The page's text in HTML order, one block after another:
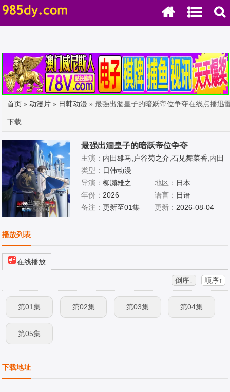
首页 »动漫片 » 日韩动漫 » 最强出涸皇子的暗跃帝位争夺在线点播迅
下载
最强出涸皇子的暗跃帝位争夺
主演： 内田雄马,户谷菊之介,石见舞菜香,内田
真礼,本渡枫,井上和彦,田丸笃志,竹内良太,斋
贺光希,松冈祯丞,桑原由气,茅野爱衣,田中正彦
类型： 日韩动漫
导演：柳濑雄之 地区： 日本
年份： 2026 语言： 日语
备注：更新至01集 更新： 2026-08-04
播放列表
在线播放
倒序↓ 顺序↑
第01集 第02集 第03集 第04集
第05集
下载地址